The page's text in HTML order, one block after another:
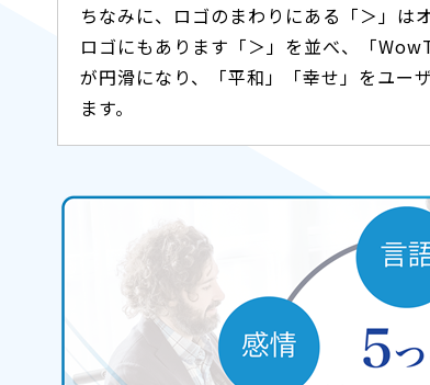
ちなみに、ロゴのまわりにある「＞」は
ロゴにもあります「＞」を並べ、「
が円滑になり、「平和」「幸せ」をユー
ます。